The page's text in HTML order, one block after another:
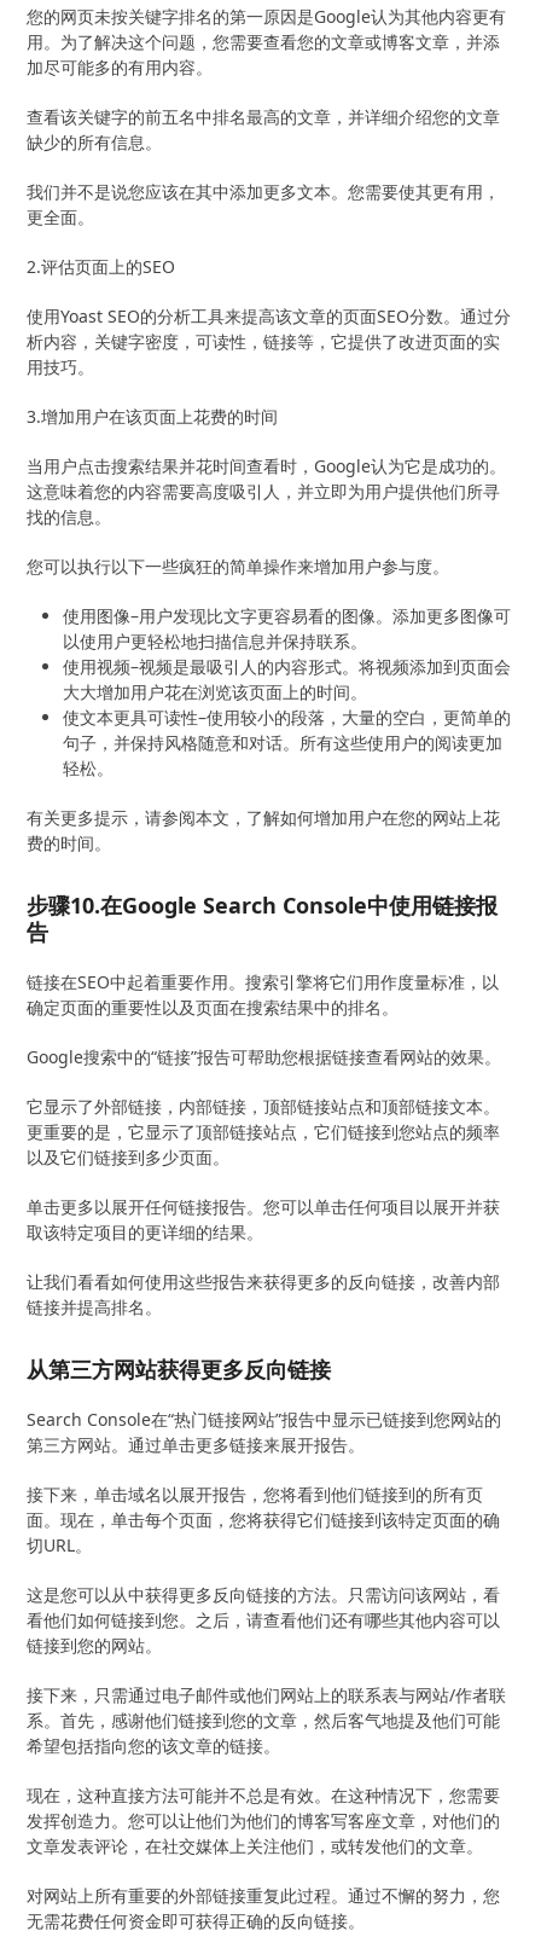
您的网页未按关键字排名的第一原因是Google认为其他内容更有
用。为了解决这个问题，您需要查看您的文章或博客文章，并添
加尽可能多的有用内容。
查看该关键字的前五名中排名最高的文章，并详细介绍您的文章
缺少的所有信息。
我们并不是说您应该在其中添加更多文本。您需要使其更有用，
更全面。
2.评估页面上的SEO
使用Yoast SEO的分析工具来提高该文章的页面SEO分数。通过分
析内容，关键字密度，可读性，链接等，它提供了改进页面的实
用技巧。
3.增加用户在该页面上花费的时间
当用户点击搜索结果并花时间查看时，Google认为它是成功的。
这意味着您的内容需要高度吸引人，并立即为用户提供他们所寻
找的信息。
您可以执行以下一些疯狂的简单操作来增加用户参与度。
使用图像–用户发现比文字更容易看的图像。添加更多图像可
以使用户更轻松地扫描信息并保持联系。
使用视频–视频是最吸引人的内容形式。将视频添加到页面会
大大增加用户花在浏览该页面上的时间。
使文本更具可读性–使用较小的段落，大量的空白，更简单的
句子，并保持风格随意和对话。所有这些使用户的阅读更加
轻松。
有关更多提示，请参阅本文，了解如何增加用户在您的网站上花
费的时间。
步骤10.在Google Search Console中使用链接报
告
链接在SEO中起着重要作用。搜索引擎将它们用作度量标准，以
确定页面的重要性以及页面在搜索结果中的排名。
Google搜索中的“链接”报告可帮助您根据链接查看网站的效果。
它显示了外部链接，内部链接，顶部链接站点和顶部链接文本。
更重要的是，它显示了顶部链接站点，它们链接到您站点的频率
以及它们链接到多少页面。
单击更多以展开任何链接报告。您可以单击任何项​​目以展开并获
取该特定项目的更详细的结果。
让我们看看如何使用这些报告来获得更多的反向链接，改善内部
链接并提高排名。
从第三方网站获得更多反向链接
Search Console在“热门链接网站”报告中显示已链接到您网站的
第三方网站。通过单击更多链接来展开报告。
接下来，单击域名以展开报告，您将看到他们链接到的所有页
面。现在，单击每个页面，您将获得它们链接到该特定页面的确
切URL。
这是您可以从中获得更多反向链接的方法。只需访问该网站，看
看他们如何链接到您。之后，请查看他们还有哪些其他内容可以
链接到您的网站。
接下来，只需通过电子邮件或他们网站上的联系表与网站/作者联
系。首先，感谢他们链接到您的文章，然后客气地提及他们可能
希望包括指向您的该文章的链接。
现在，这种直接方法可能并不总是有效。在这种情况下，您需要
发挥创造力。您可以让他们为他们的博客写客座文章，对他们的
文章发表评论，在社交媒体上关注他们，或转发他们的文章。
对网站上所有重要的外部链接重复此过程。通过不懈的努力，您
无需花费任何资金即可获得正确的反向链接。